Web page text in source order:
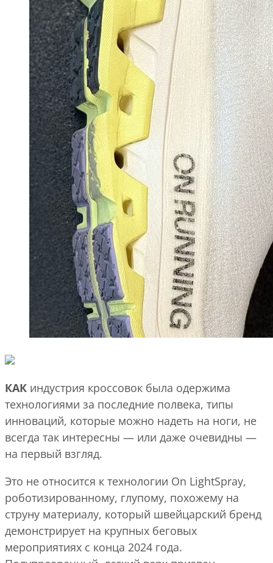
КАК индустрия кроссовок была одержима
технологиями за последние полвека, типы
инноваций, которые можно надеть на ноги, не
всегда так интересны — или даже очевидны —
на первый взгляд.
Это не относится к технологии On LightSpray,
роботизированному, глупому, похожему на
струну материалу, который швейцарский бренд
демонстрирует на крупных беговых
мероприятиях с конца 2024 года.